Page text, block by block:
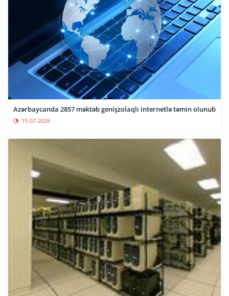
Azərbaycanda 2857 məktəb genişzolaqlı internetlə təmin olunub
15-07-2026